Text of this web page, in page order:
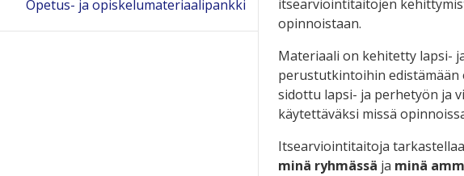
itsearviointitaitojen
opinnoistaan.
Materiaali on kehitetty lapsi-
perustutkintoihin edistämään
sidottu lapsi- ja perhetyön ja
käytettäväksi missä
Itsearviointitaitoja
minä ryhmässä ja minä
Opetus- ja opiskelumateriaalipankki